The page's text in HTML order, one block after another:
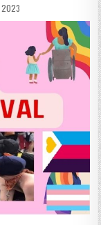
DATE:
2023